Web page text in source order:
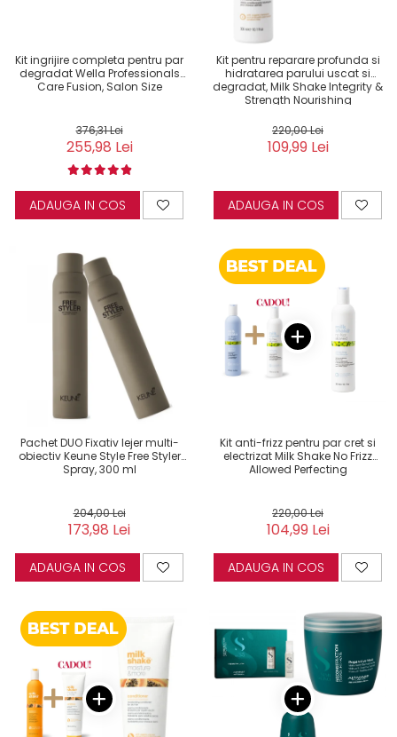
Kit ingrijire completa pentru par
degradat Wella Professionals
Care Fusion, Salon Size
376,31 Lei
255,98 Lei
ADAUGA IN COS
Kit pentru reparare profunda si
hidratarea parului uscat si
degradat, Milk Shake Integrity &
Strength Nourishing
220,00 Lei
109,99 Lei
ADAUGA IN COS
Pachet DUO Fixativ lejer multi-
obiectiv Keune Style Free Styler
Spray, 300 ml
204,00 Lei
173,98 Lei
ADAUGA IN COS
Kit anti-frizz pentru par cret si
electrizat Milk Shake No Frizz
Allowed Perfecting
220,00 Lei
104,99 Lei
ADAUGA IN COS